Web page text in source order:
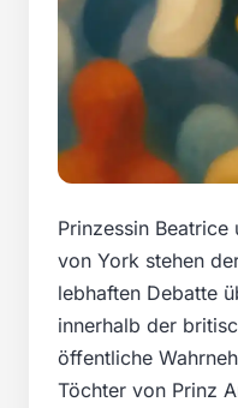
Prinzessin Beatrice
von York stehen
lebhaften Debatte
innerhalb der
öffentliche
Töchter von Prinz